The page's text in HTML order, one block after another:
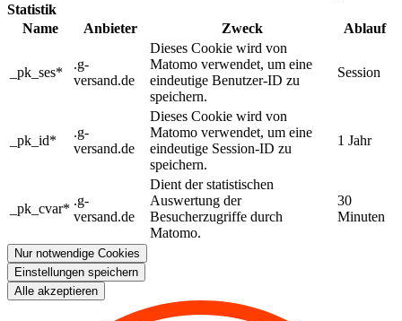
Statistik
Name
Anbieter Zweck Ablauf
_pk_ses*
.g-
versand.de
Dieses Cookie wird von
Matomo verwendet, um eine
eindeutige Benutzer-ID zu
speichern.
Session
_pk_id*
.g-
versand.de
Dieses Cookie wird von
Matomo verwendet, um eine
eindeutige Session-ID zu
speichern.
1 Jahr
_pk_cvar*
.g-
versand.de
Dient der statistischen
Auswertung der
Besucherzugriffe durch
Matomo.
30
Minuten
Nur notwendige Cookies
Einstellungen speichern
Alle akzeptieren